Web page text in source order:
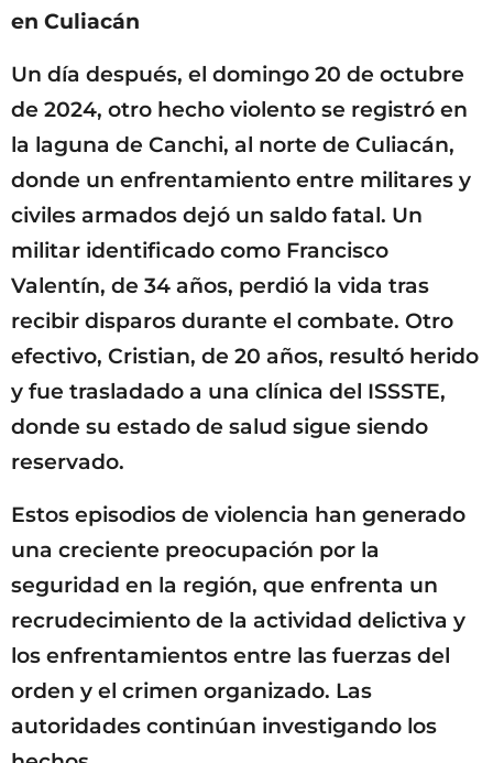
en Culiacán
Un día después, el domingo 20 de octubre
de 2024, otro hecho violento se registró en
la laguna de Canchi, al norte de Culiacán,
donde un enfrentamiento entre militares y
civiles armados dejó un saldo fatal. Un
militar identificado como Francisco
Valentín, de 34 años, perdió la vida tras
recibir disparos durante el combate. Otro
efectivo, Cristian, de 20 años, resultó herido
y fue trasladado a una clínica del ISSSTE,
donde su estado de salud sigue siendo
reservado.
Estos episodios de violencia han generado
una creciente preocupación por la
seguridad en la región, que enfrenta un
recrudecimiento de la actividad delictiva y
los enfrentamientos entre las fuerzas del
orden y el crimen organizado. Las
autoridades continúan investigando los